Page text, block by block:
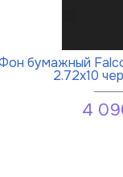
бумажный
2.72x10
4